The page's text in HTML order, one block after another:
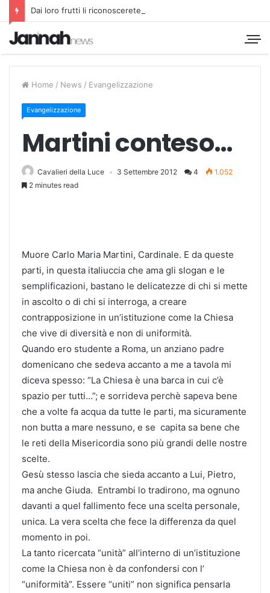
Dai loro frutti li riconoscerete
Home / News / Evangelizzazione
Evangelizzazione
Martini conteso…
Cavalieri della Luce 3 Settembre 2012 4
1.052
2 minutes read
Muore Carlo Maria Martini, Cardinale. E da queste
parti, in questa italiuccia che ama gli slogan e le
semplificazioni, bastano le delicatezze di chi si mette
in ascolto o di chi si interroga, a creare
contrapposizione in un’istituzione come la Chiesa
che vive di diversità e non di uniformità.
Quando ero studente a Roma, un anziano padre
domenicano che sedeva accanto a me a tavola mi
diceva spesso: “La Chiesa è una barca in cui c’è
spazio per tutti…”; e sorrideva perchè sapeva bene
che a volte fa acqua da tutte le parti, ma sicuramente
non butta a mare nessuno, e se capita sa bene che
le reti della Misericordia sono più grandi delle nostre
scelte.
Gesù stesso lascia che sieda accanto a Lui, Pietro,
ma anche Giuda. Entrambi lo tradirono, ma ognuno
davanti a quel fallimento fece una scelta personale,
unica. La vera scelta che fece la differenza da quel
momento in poi.
La tanto ricercata “unità” all’interno di un’istituzione
come la Chiesa non è da confondersi con l’
“uniformità”. Essere “uniti” non significa pensarla